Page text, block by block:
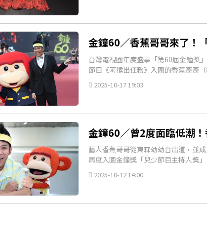
金鐘60／香蕉哥哥來了！
台灣電視圈年度盛事「第60屆金鐘獎
節目《阿猴出任務》入圍的香蕉哥哥
2025-10-17 19:03
金鐘60／曾2度面臨低潮
藝人香蕉哥哥從東森幼幼台出道，並
再度入圍金鐘獎「兒少節目主持人獎
2025-10-12 14:00